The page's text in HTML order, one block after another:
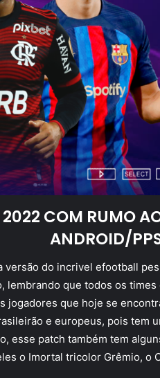
2022 COM RUMO
ANDROID/
versão do incrivel efootball
lembrando que todos os
jogadores que hoje se
e europeus, pois tem
esse patch também tem
o Imortal tricolor Grêmio, o